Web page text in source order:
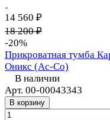
14 560 ₽
18 200 ₽
-20%
Прикроватная тумба
Оникс (Ас-Со)
В наличии
Арт. 00-00043343
В корзину